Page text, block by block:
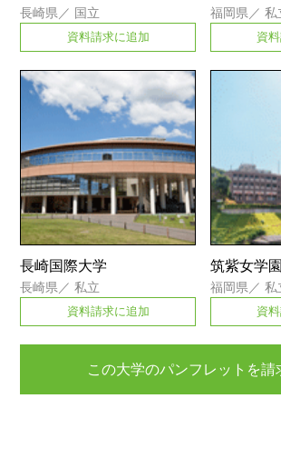
長崎県 ／ 国立
資料請求に追加
福岡県 ／私
資
長崎国際大学
長崎県 ／私立
資料請求に追加
筑紫女学
福岡県 ／私
資
この大学のパンフレットを請